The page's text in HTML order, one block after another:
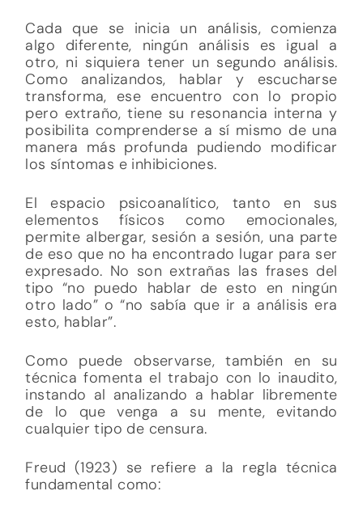
Cada que se inicia un análisis, comienza
algo diferente, ningún análisis es igual a
otro, ni siquiera tener un segundo análisis.
Como analizandos, hablar y escucharse
transforma, ese encuentro con lo propio
pero extraño, tiene su resonancia interna y
posibilita comprenderse a sí mismo de una
manera más profunda pudiendo modificar
los síntomas e inhibiciones.
El espacio psicoanalítico, tanto en sus
elementos físicos como emocionales,
permite albergar, sesión a sesión, una parte
de eso que no ha encontrado lugar para ser
expresado. No son extrañas las frases del
tipo “no puedo hablar de esto en ningún
otro lado” o “no sabía que ir a análisis era
esto, hablar”.
Como puede observarse, también en su
técnica fomenta el trabajo con lo inaudito,
instando al analizando a hablar libremente
de lo que venga a su mente, evitando
cualquier tipo de censura.
Freud (1923) se refiere a la regla técnica
fundamental como: